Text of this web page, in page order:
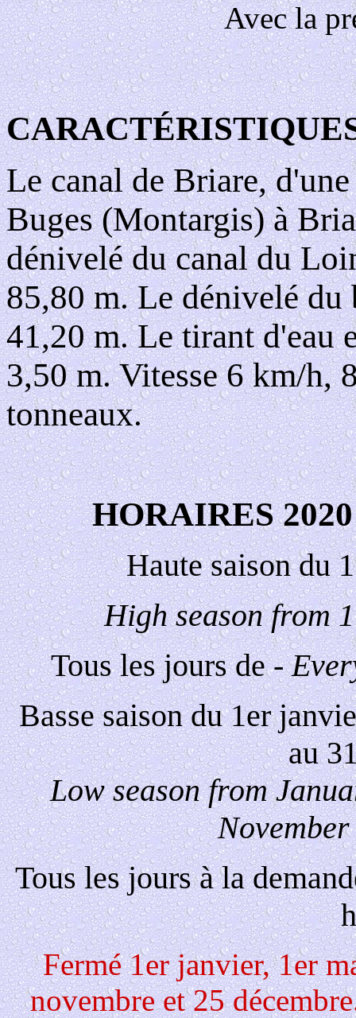
Avec la
Le canal de Briare,
Buges (Montargis) à
dénivelé du canal du
85,80 m. Le dénivelé du
41,20 m. Le tirant d'eau
3,50 m. Vitesse 6 km/h,
tonneaux.
HORAIRES 2020
Haute saison du
High season from
Tous les jours de -
Basse saison du 1er
au
Low season from
Tous les jours à la
Fermé 1er janvier, 1er
novembre et 25